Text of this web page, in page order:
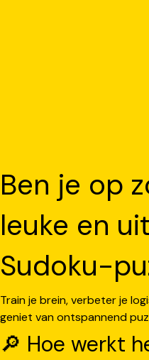
Ben je op
leuke en
Sudoku-
Train je brein, verbeter je
geniet van ontspannend
🔎 Hoe werkt